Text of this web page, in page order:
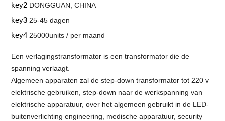
key2 DONGGUAN, CHINA
key3 25-45 dagen
key4 25000units / per maand
Een verlagingstransformator is een transformator die de
spanning verlaagt.
Algemeen apparaten zal de step-down transformator tot 220 v
elektrische gebruiken, step-down naar de werkspanning van
elektrische apparatuur, over het algemeen gebruikt in de LED-
buitenverlichting engineering, medische apparatuur, security